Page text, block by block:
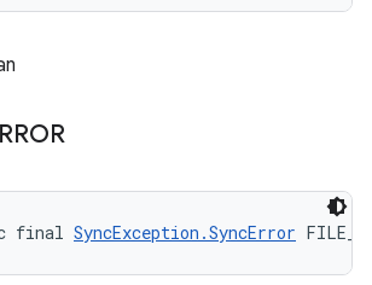
final SyncException.SyncError